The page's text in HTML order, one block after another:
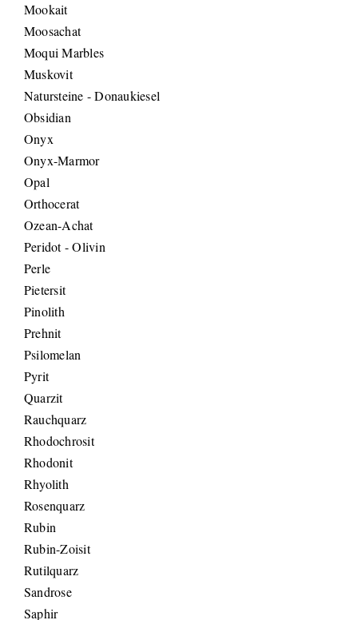
Mookait
Moosachat
Moqui Marbles
Muskovit
Natursteine - Donaukiesel
Obsidian
Onyx
Onyx-Marmor
Opal
Orthocerat
Ozean-Achat
Peridot - Olivin
Perle
Pietersit
Pinolith
Prehnit
Psilomelan
Pyrit
Quarzit
Rauchquarz
Rhodochrosit
Rhodonit
Rhyolith
Rosenquarz
Rubin
Rubin-Zoisit
Rutilquarz
Sandrose
Saphir